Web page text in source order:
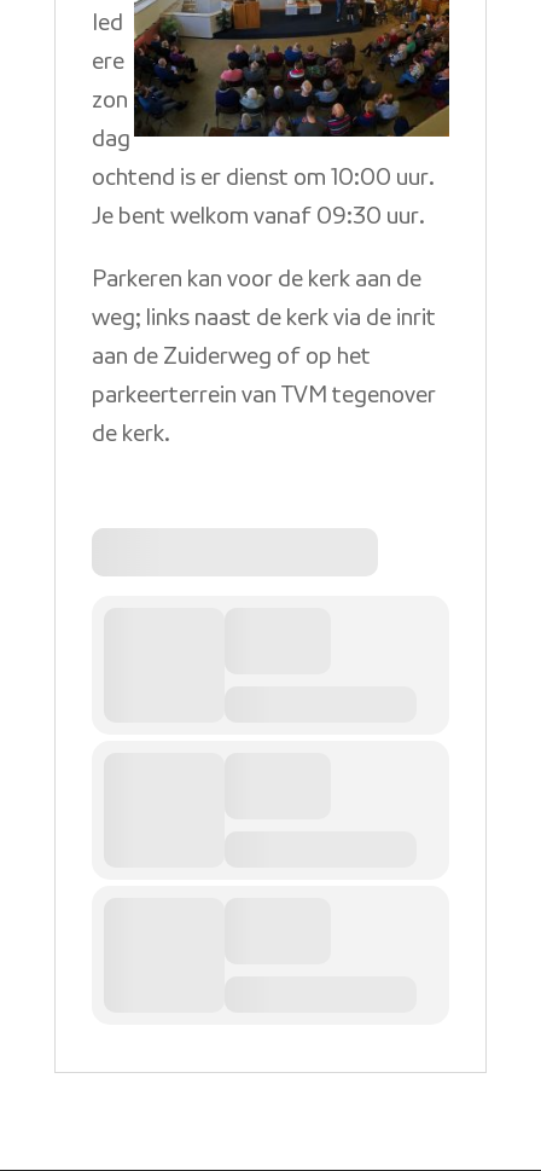
Ied
ere
zon
dag
ochtend is er dienst om 10:00 uur.
Je bent welkom vanaf 09:30 uur.
Parkeren kan voor de kerk aan de
weg; links naast de kerk via de inrit
aan de Zuiderweg of op het
parkeerterrein van TVM tegenover
de kerk.